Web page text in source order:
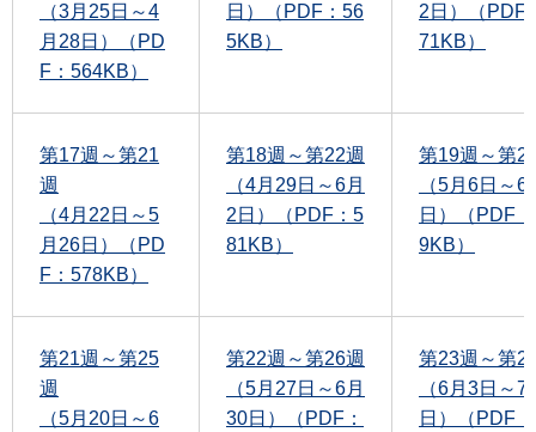
（3月25日～4
月28日）（PD
F：564KB）
日）（PDF：56
5KB）
2日）（PDF
71KB）
第17週～第21
週
（4月22日～5
月26日）（PD
F：578KB）
第18週～第22週
（4月29日～6月
2日）（PDF：5
81KB）
第19週～第
（5月6日～6
日）（PDF
9KB）
第21週～第25
週
（5月20日～6
第22週～第26週
（5月27日～6月
30日）（PDF：
第23週～第
（6月3日～7
日）（PDF